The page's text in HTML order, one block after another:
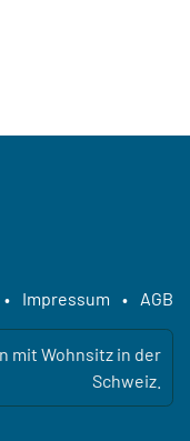
• Impressum • AGB
mit Wohnsitz in der
Schweiz.